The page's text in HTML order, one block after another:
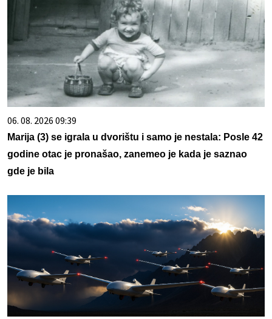
06. 08. 2026 09:39
Marija (3) se igrala u dvorištu i samo je nestala: Posle 42
godine otac je pronašao, zanemeo je kada je saznao
gde je bila